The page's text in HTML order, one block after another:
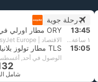
رحلة جوية
13:45
ORY مطار اورلي في باريس
١ ساعة و‫20 دقائق الاقتصاد | EasyJet Europe
15:05 TLS مطار تولوز بلانياك
الوصول في أحد,
شامل